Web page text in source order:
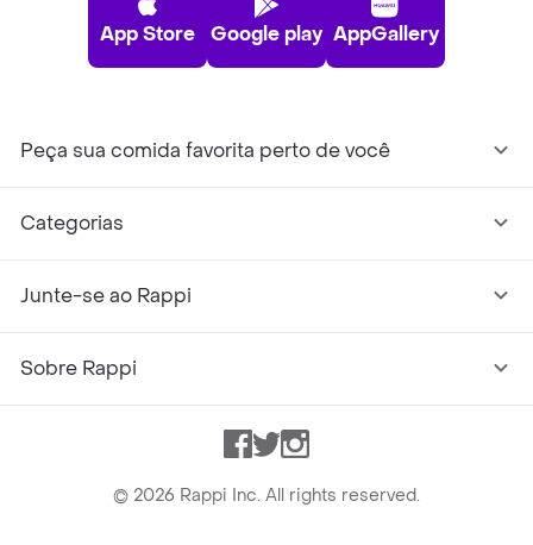
App Store Google play AppGallery
Peça sua comida favorita perto de você
Categorias
Junte-se ao Rappi
Sobre Rappi
Facebook
TwitterInstagram
© 2026 Rappi Inc. All rights reserved.